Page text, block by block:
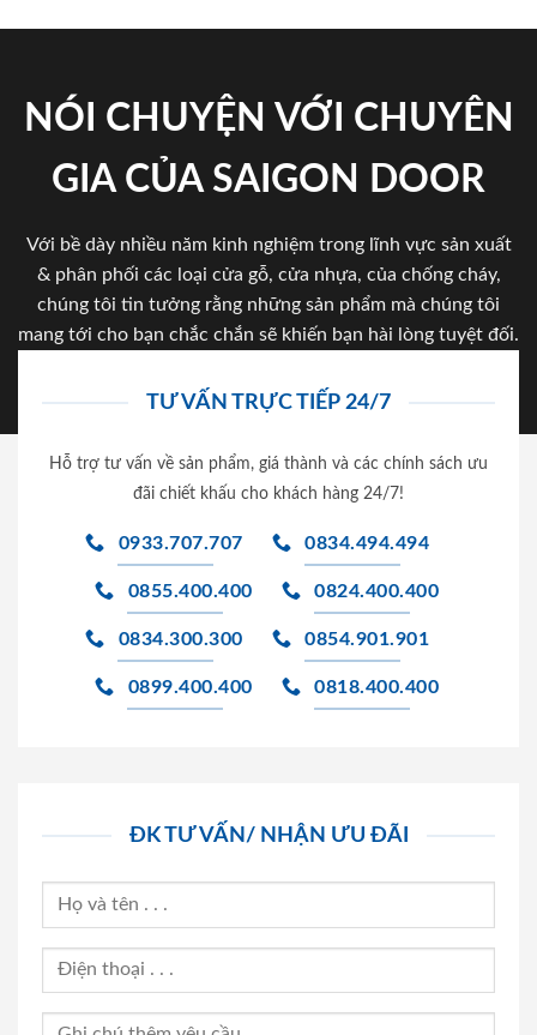
NÓI CHUYỆN VỚI CHUYÊN
GIA CỦA SAIGON DOOR
Với bề dày nhiều năm kinh nghiệm trong lĩnh vực sản xuất
& phân phối các loại cửa gỗ, cửa nhựa, của chống cháy,
chúng tôi tin tưởng rằng những sản phẩm mà chúng tôi
mang tới cho bạn chắc chắn sẽ khiến bạn hài lòng tuyệt đối.
TƯ VẤN TRỰC TIẾP 24/7
Hỗ trợ tư vấn về sản phẩm, giá thành và các chính sách ưu
đãi chiết khấu cho khách hàng 24/7!
0933.707.707 0834.494.494
0855.400.400 0824.400.400
0834.300.300 0854.901.901
0899.400.400 0818.400.400
ĐK TƯ VẤN/ NHẬN ƯU ĐÃI